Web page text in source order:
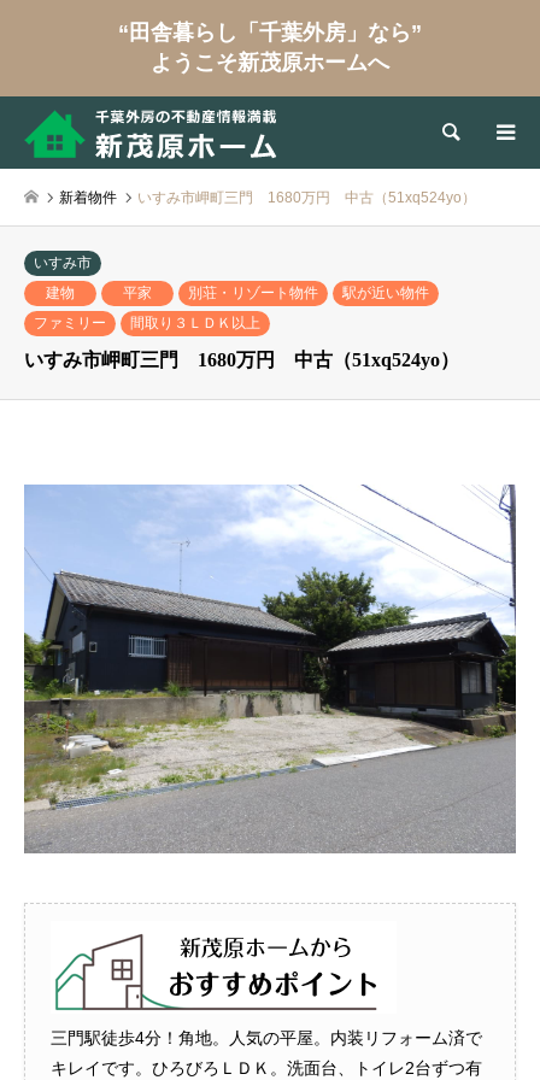
“田舎暮らし「千葉外房」なら”
ようこそ新茂原ホームへ
検索
新着物件 いすみ市岬町三門 1680万円 中古（51xq524yo）
いすみ市
建物
平家 別荘・リゾート物件
駅が近い物件
ファミリー
間取り３ＬＤＫ以上
いすみ市岬町三門 1680万円 中古（51xq524yo）
三門駅徒歩4分！角地。人気の平屋。内装リフォーム済で
キレイです。ひろびろＬＤＫ。洗面台、トイレ2台ずつ有